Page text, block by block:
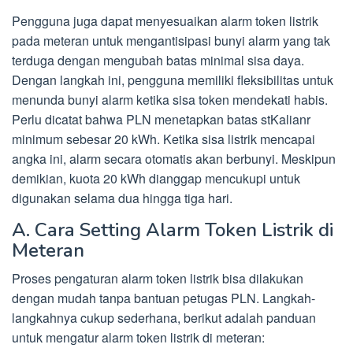
Pengguna juga dapat menyesuaikan alarm token listrik
pada meteran untuk mengantisipasi bunyi alarm yang tak
terduga dengan mengubah batas minimal sisa daya.
Dengan langkah ini, pengguna memiliki fleksibilitas untuk
menunda bunyi alarm ketika sisa token mendekati habis.
Perlu dicatat bahwa PLN menetapkan batas stKalianr
minimum sebesar 20 kWh. Ketika sisa listrik mencapai
angka ini, alarm secara otomatis akan berbunyi. Meskipun
demikian, kuota 20 kWh dianggap mencukupi untuk
digunakan selama dua hingga tiga hari.
A. Cara Setting Alarm Token Listrik di
Meteran
Proses pengaturan alarm token listrik bisa dilakukan
dengan mudah tanpa bantuan petugas PLN. Langkah-
langkahnya cukup sederhana, berikut adalah panduan
untuk mengatur alarm token listrik di meteran: